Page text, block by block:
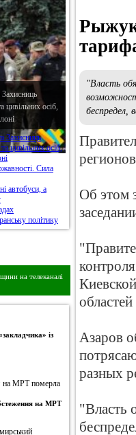
цивільних осіб,
на телеканалі
із
на МРТ
"Власть
беспредел,
Об этом
Азаров
разных
"Власть